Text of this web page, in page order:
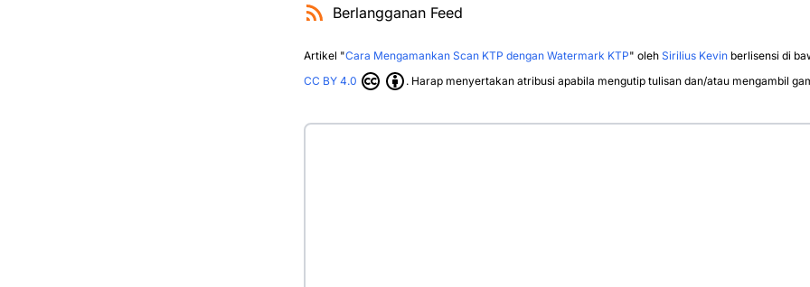
Berlangganan Feed
Artikel "Cara Mengamankan Scan KTP dengan Watermark KTP" oleh Sirilius Kevin berlisensi di
CC BY 4.0
. Harap menyertakan atribusi apabila mengutip tulisan dan/atau mengambil